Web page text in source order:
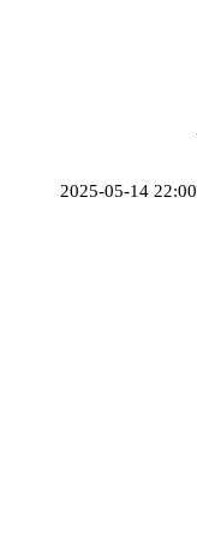
2025-05-14 22:00